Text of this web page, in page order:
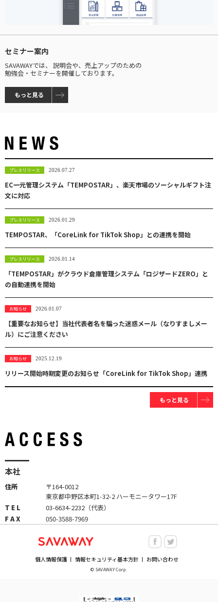
セミナー案内
SAVAWAYでは、 説明会や、売上アップのための
勉強会・セミナーを開催しております。
もっと見る
プレスリリース 2026.07.27
EC一元管理システム「TEMPOSTAR」、楽天市場のソーシャルギフト注
文に対応
プレスリリース 2026.01.29
TEMPOSTAR、「CoreLink for TikTok Shop」との連携を開始
プレスリリース 2026.01.14
「TEMPOSTAR」がクラウド倉庫管理システム「ロジザードZERO」と
の自動連携を開始
お知らせ 2026.01.07
【重要なお知らせ】当社代表者名を騙った迷惑メール（なりすましメー
ル）にご注意ください
お知らせ 2025.12.19
リリース開始時期変更のお知らせ「CoreLink for TikTok Shop」連携
もっと見る
本社
住所
〒164-0012
東京都中野区本町1-32-2 ハーモニータワー17F
T E L
03-6634-2232（代表）
F A X
050-3588-7969
個人情報保護 情報セキュリティ基本方針 お問い合わせ
© SAVAWAY Corp.